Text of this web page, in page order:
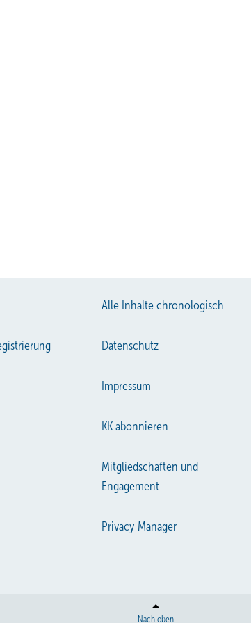
Alle Inhalte chronologisch
Datenschutz
Impressum
KK abonnieren
Mitgliedschaften und
Engagement
Privacy Manager
Nach oben